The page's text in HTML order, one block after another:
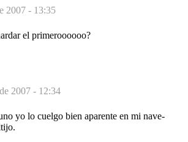
2007 - 13:35
el primeroooooo?
2007 - 12:34
yo lo cuelgo bien aparente en mi nave-